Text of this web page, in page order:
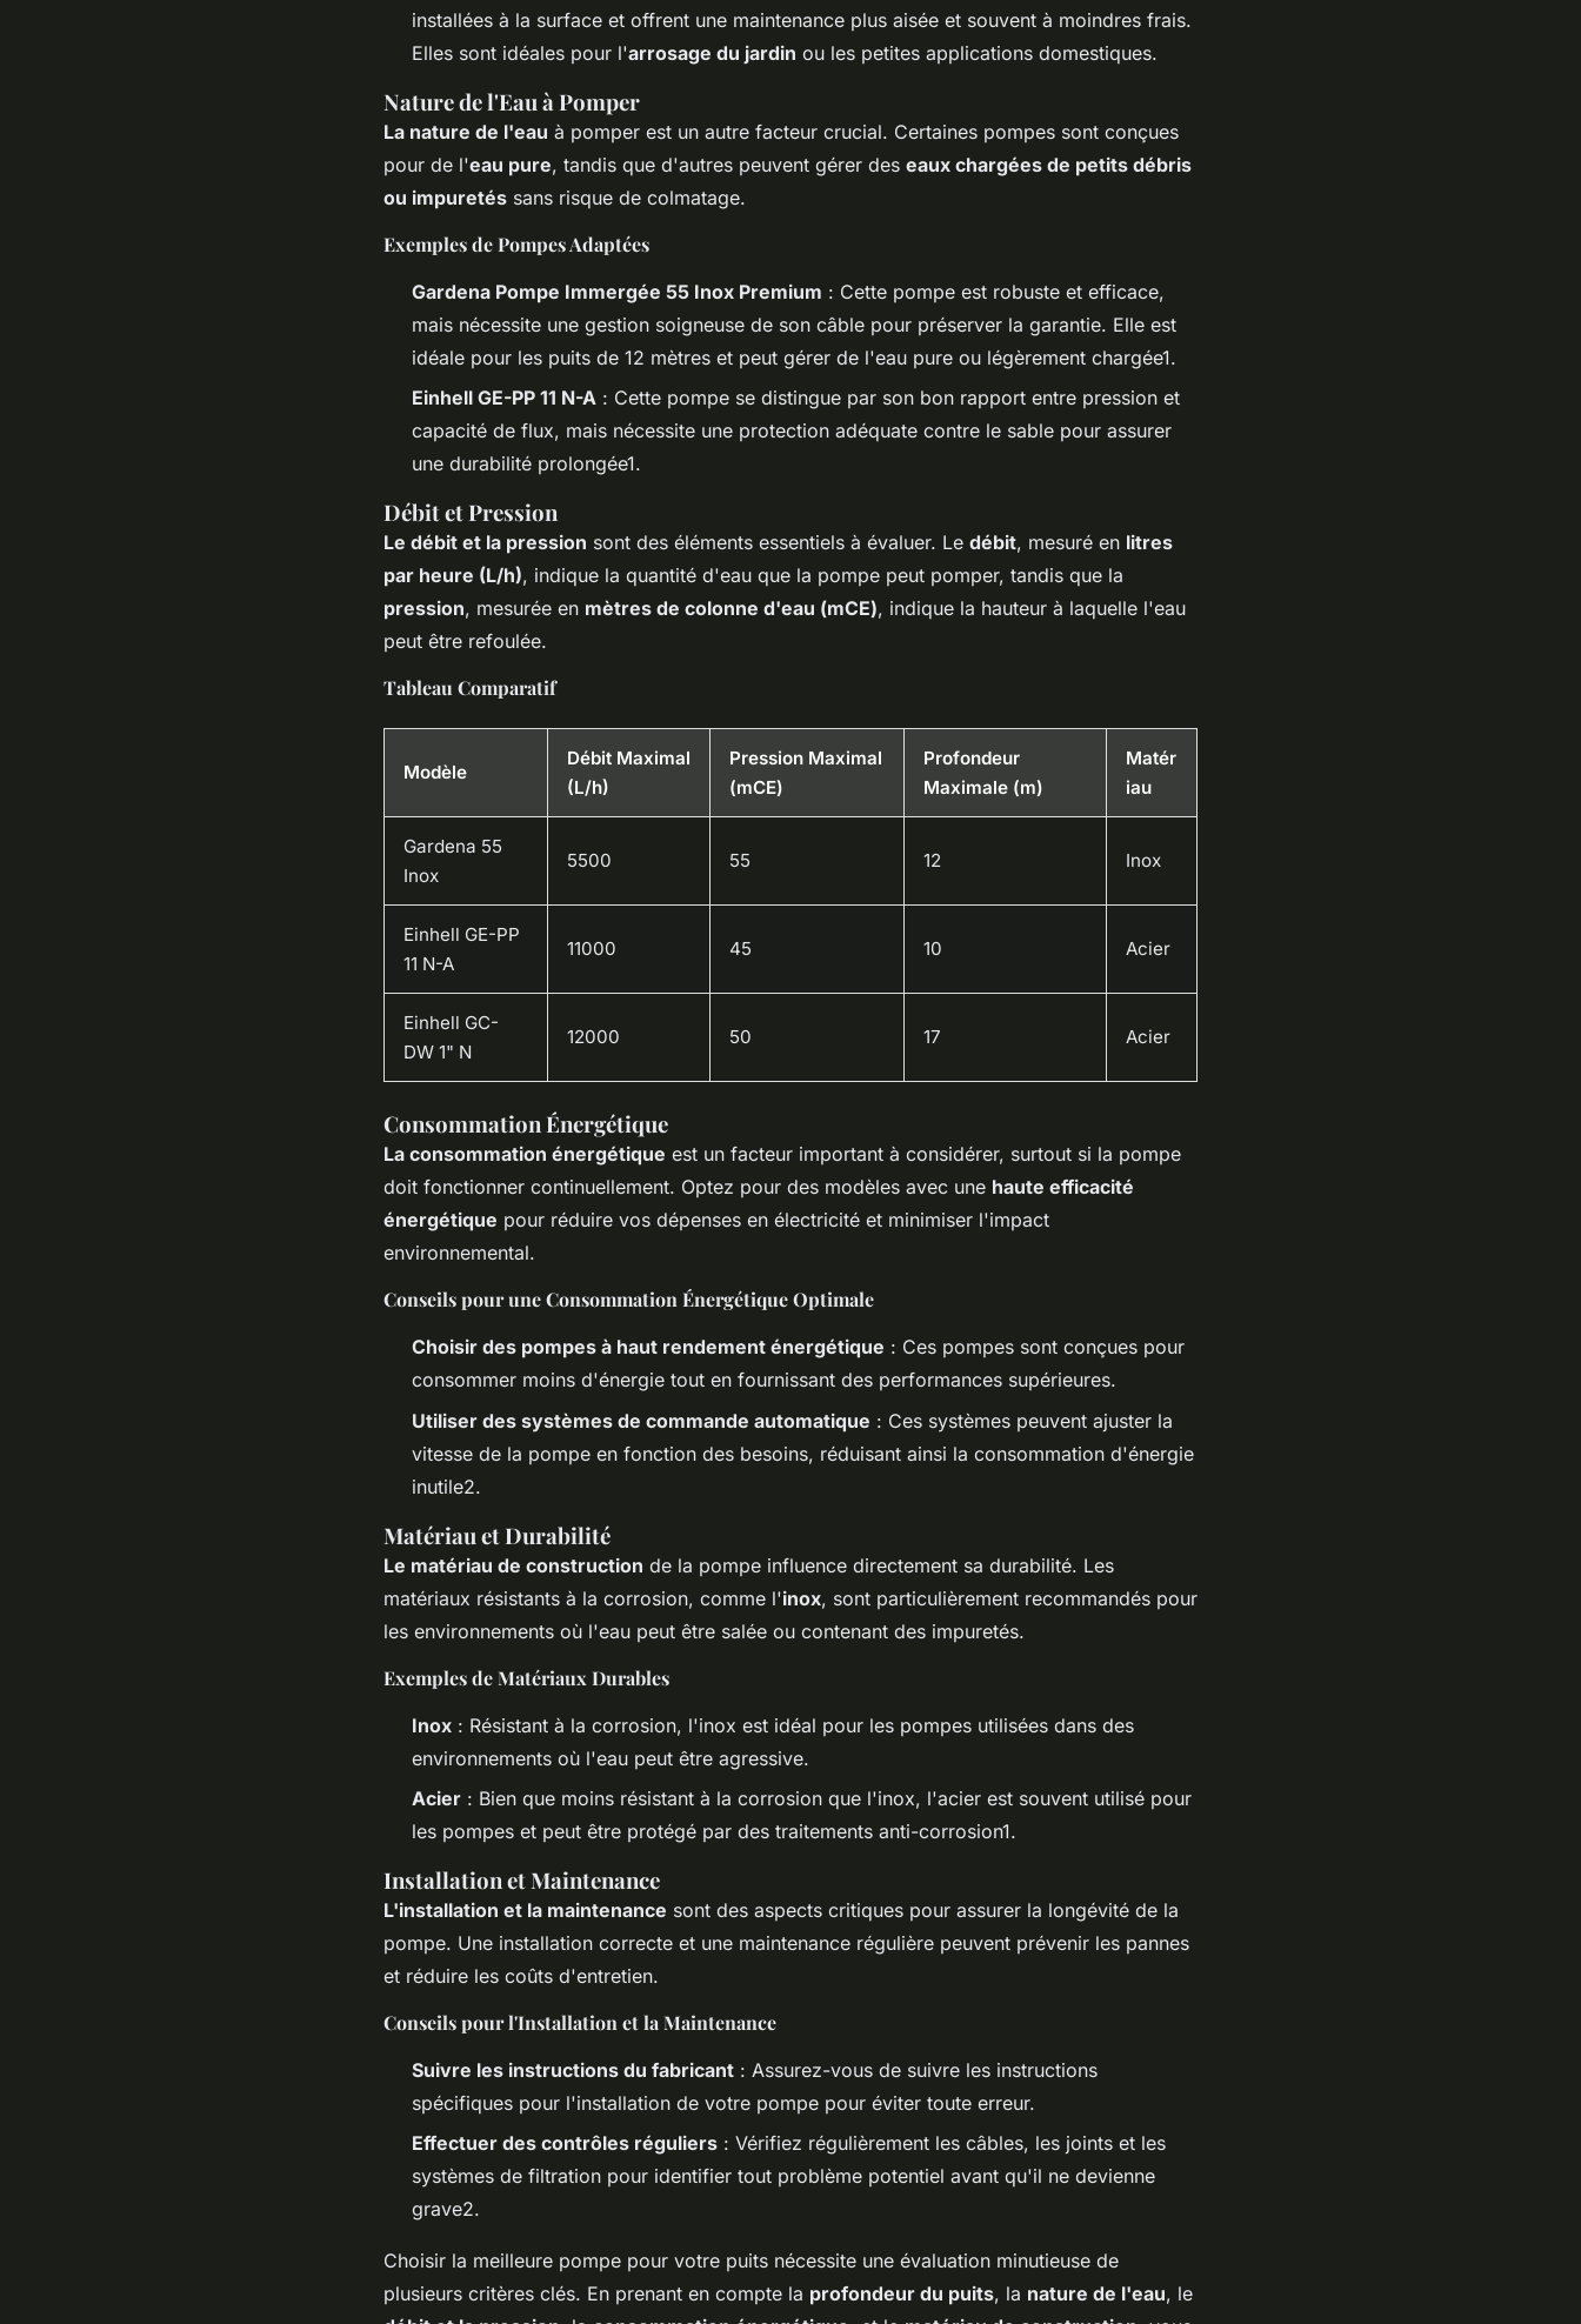
installées à la surface et offrent une maintenance plus aisée et souvent à moindres frais.
Elles sont idéales pour l'arrosage du jardin ou les petites applications domestiques.
Nature de l'Eau à Pomper
La nature de l'eau à pomper est un autre facteur crucial. Certaines pompes sont conçues
pour de l'eau pure, tandis que d'autres peuvent gérer des eaux chargées de petits débris
ou impuretés sans risque de colmatage.
Exemples de Pompes Adaptées
Gardena Pompe Immergée 55 Inox Premium : Cette pompe est robuste et efficace,
mais nécessite une gestion soigneuse de son câble pour préserver la garantie. Elle est
idéale pour les puits de 12 mètres et peut gérer de l'eau pure ou légèrement chargée1.
Einhell GE-PP 11 N-A : Cette pompe se distingue par son bon rapport entre pression et
capacité de flux, mais nécessite une protection adéquate contre le sable pour assurer
une durabilité prolongée1.
Débit et Pression
Le débit et la pression sont des éléments essentiels à évaluer. Le débit, mesuré en litres
par heure (L/h), indique la quantité d'eau que la pompe peut pomper, tandis que la
pression, mesurée en mètres de colonne d'eau (mCE), indique la hauteur à laquelle l'eau
peut être refoulée.
Tableau Comparatif
Modèle
Débit Maximal
(L/h)
Pression Maximal
(mCE)
Profondeur
Maximale (m)
Matér
iau
Gardena 55
Inox
5500 55 12 Inox
Einhell GE-PP
11 N-A
11000 45 10 Acier
Einhell GC-
DW 1" N
12000 50 17 Acier
Consommation Énergétique
La consommation énergétique est un facteur important à considérer, surtout si la pompe
doit fonctionner continuellement. Optez pour des modèles avec une haute efficacité
énergétique pour réduire vos dépenses en électricité et minimiser l'impact
environnemental.
Conseils pour une Consommation Énergétique Optimale
Choisir des pompes à haut rendement énergétique : Ces pompes sont conçues pour
consommer moins d'énergie tout en fournissant des performances supérieures.
Utiliser des systèmes de commande automatique : Ces systèmes peuvent ajuster la
vitesse de la pompe en fonction des besoins, réduisant ainsi la consommation d'énergie
inutile2.
Matériau et Durabilité
Le matériau de construction de la pompe influence directement sa durabilité. Les
matériaux résistants à la corrosion, comme l'inox, sont particulièrement recommandés pour
les environnements où l'eau peut être salée ou contenant des impuretés.
Exemples de Matériaux Durables
Inox : Résistant à la corrosion, l'inox est idéal pour les pompes utilisées dans des
environnements où l'eau peut être agressive.
Acier : Bien que moins résistant à la corrosion que l'inox, l'acier est souvent utilisé pour
les pompes et peut être protégé par des traitements anti-corrosion1.
Installation et Maintenance
L'installation et la maintenance sont des aspects critiques pour assurer la longévité de la
pompe. Une installation correcte et une maintenance régulière peuvent prévenir les pannes
et réduire les coûts d'entretien.
Conseils pour l'Installation et la Maintenance
Suivre les instructions du fabricant : Assurez-vous de suivre les instructions
spécifiques pour l'installation de votre pompe pour éviter toute erreur.
Effectuer des contrôles réguliers : Vérifiez régulièrement les câbles, les joints et les
systèmes de filtration pour identifier tout problème potentiel avant qu'il ne devienne
grave2.
Choisir la meilleure pompe pour votre puits nécessite une évaluation minutieuse de
plusieurs critères clés. En prenant en compte la profondeur du puits, la nature de l'eau, le